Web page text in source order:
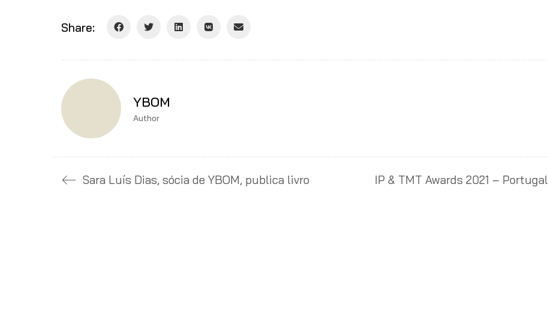
Share:
YBOM
Author
Sara Luís Dias, sócia de YBOM, publica livro IP & TMT Awards 2021 – Portugal